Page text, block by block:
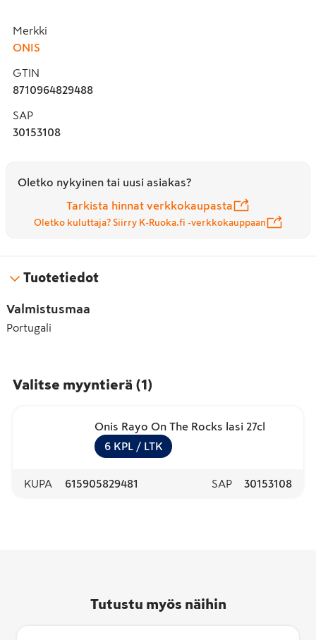
Merkki
ONIS
GTIN
8710964829488
SAP
30153108
Oletko nykyinen tai uusi asiakas?
Tarkista hinnat verkkokaupasta
Oletko kuluttaja? Siirry K-Ruoka.fi -verkkokauppaan
Tuotetiedot
Valmistusmaa
Portugali
Valitse myyntierä (1)
Onis Rayo On The Rocks lasi 27cl
6 KPL / LTK
KUPA 615905829481 SAP 30153108
Tutustu myös näihin